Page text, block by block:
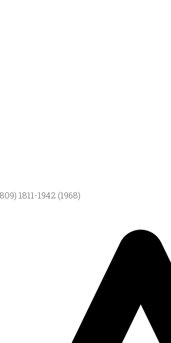
1811-1942 (1968)